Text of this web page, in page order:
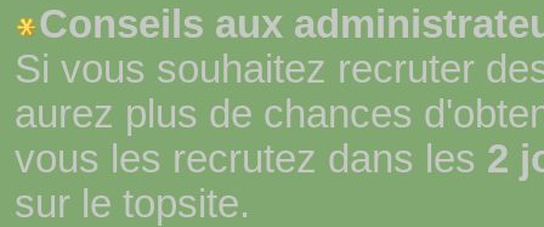
Conseils aux
Si vous souhaitez recruter
aurez plus de chances
vous les recrutez dans les 2
sur le topsite.